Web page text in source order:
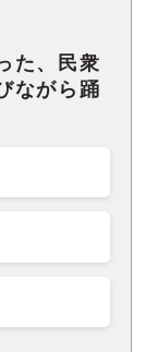
た、民衆
ながら踊